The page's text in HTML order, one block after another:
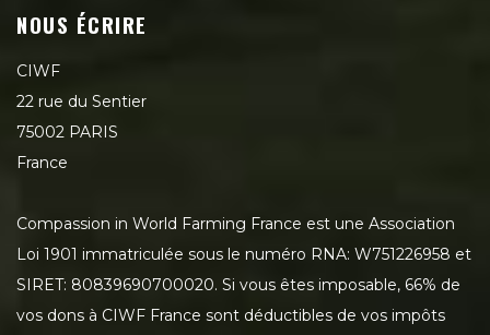
NOUS ÉCRIRE
CIWF
22 rue du Sentier
75002 PARIS
France
Compassion in World Farming France est une Association
Loi 1901 immatriculée sous le numéro RNA: W751226958 et
SIRET: 80839690700020. Si vous êtes imposable, 66% de
vos dons à CIWF France sont déductibles de vos impôts